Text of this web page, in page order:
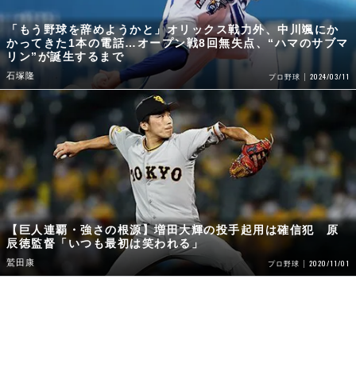
「もう野球を辞めようかと」オリックス戦力外、中川颯にか
かってきた1本の電話…オープン戦8回無失点、“ハマのサブマ
リン”が誕生するまで
石塚隆 プロ野球 2024/03/11
【巨人連覇・強さの根源】増田大輝の投手起用は確信犯 原
辰徳監督「いつも最初は笑われる」
鷲田康 プロ野球 2020/11/01